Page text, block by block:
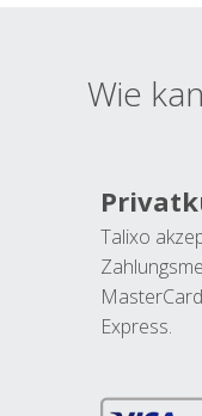
Wie
Talixo
Express.